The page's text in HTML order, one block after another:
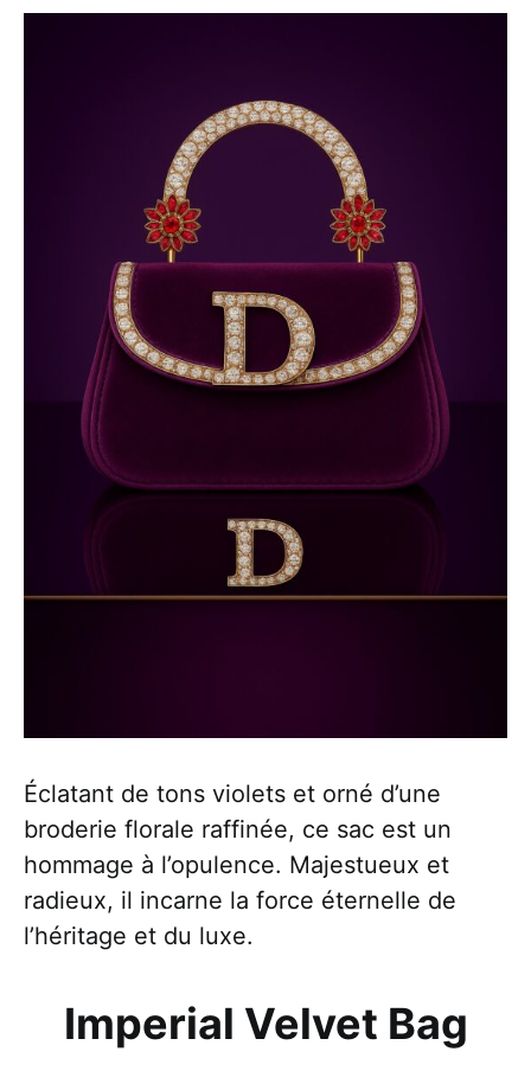
Éclatant de tons violets et orné d’une
broderie florale raffinée, ce sac est un
hommage à l’opulence. Majestueux et
radieux, il incarne la force éternelle de
l’héritage et du luxe.
Imperial Velvet Bag